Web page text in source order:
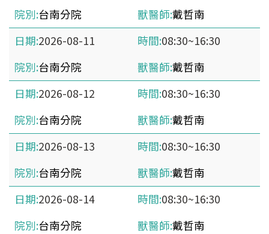
台南分院
戴哲南
2026-08-11
08:30~16:30
台南分院
戴哲南
2026-08-12
08:30~16:30
台南分院
戴哲南
2026-08-13
08:30~16:30
台南分院
戴哲南
2026-08-14
08:30~16:30
台南分院
戴哲南